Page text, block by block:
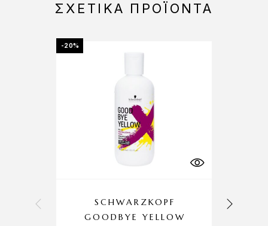
ΣΧΕΤΙΚΆ ΠΡΟΪΌΝΤΑ
-20%
SCHWARZKOPF
GOODBYE YELLOW